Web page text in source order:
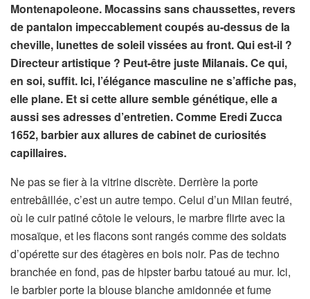
Montenapoleone. Mocassins sans chaussettes, revers
de pantalon impeccablement coupés au-dessus de la
cheville, lunettes de soleil vissées au front. Qui est-il ?
Directeur artistique ? Peut-être juste Milanais. Ce qui,
en soi, suffit. Ici, l’élégance masculine ne s’affiche pas,
elle plane. Et si cette allure semble génétique, elle a
aussi ses adresses d’entretien. Comme Eredi Zucca
1652, barbier aux allures de cabinet de curiosités
capillaires.
Ne pas se fier à la vitrine discrète. Derrière la porte
entrebâillée, c’est un autre tempo. Celui d’un Milan feutré,
où le cuir patiné côtoie le velours, le marbre flirte avec la
mosaïque, et les flacons sont rangés comme des soldats
d’opérette sur des étagères en bois noir. Pas de techno
branchée en fond, pas de hipster barbu tatoué au mur. Ici,
le barbier porte la blouse blanche amidonnée et fume